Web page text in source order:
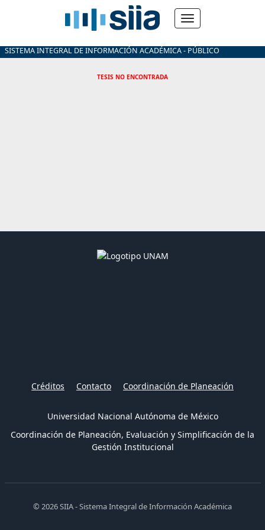
SISTEMA INTEGRAL DE INFORMACIÓN ACADÉMICA - PÚBLICO
TESIS NO ENCONTRADA
Créditos Contacto Coordinación de Planeación
Universidad Nacional Autónoma de México
Coordinación de Planeación, Evaluación y Simplificación de la
Gestión Institucional
© 2026 SIIA - Sistema Integral de Información Académica